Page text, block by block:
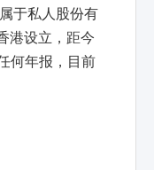
于私人股份有
港设立，距今
何年报，目前